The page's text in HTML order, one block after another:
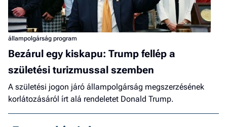
állampolgárság program
Bezárul egy kiskapu: Trump fellép a
születési turizmussal szemben
A születési jogon járó állampolgárság megszerzésének
korlátozásáról írt alá rendeletet Donald Trump.